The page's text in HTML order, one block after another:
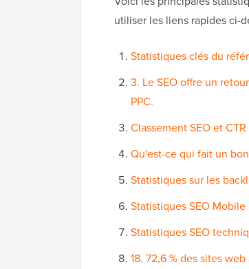
utiliser les liens rapides ci-
Statistiques clés du
3. Le SEO offre un
PPC.
Classement SEO et
Qu'est-ce qui fait un
Statistiques sur les
Statistiques SEO
Statistiques SEO
18. 72,6 % des sites